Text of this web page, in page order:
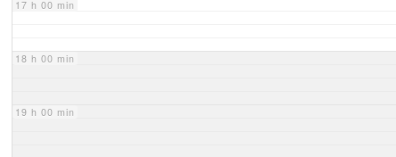
17 h 00 min
18 h 00 min
19 h 00 min